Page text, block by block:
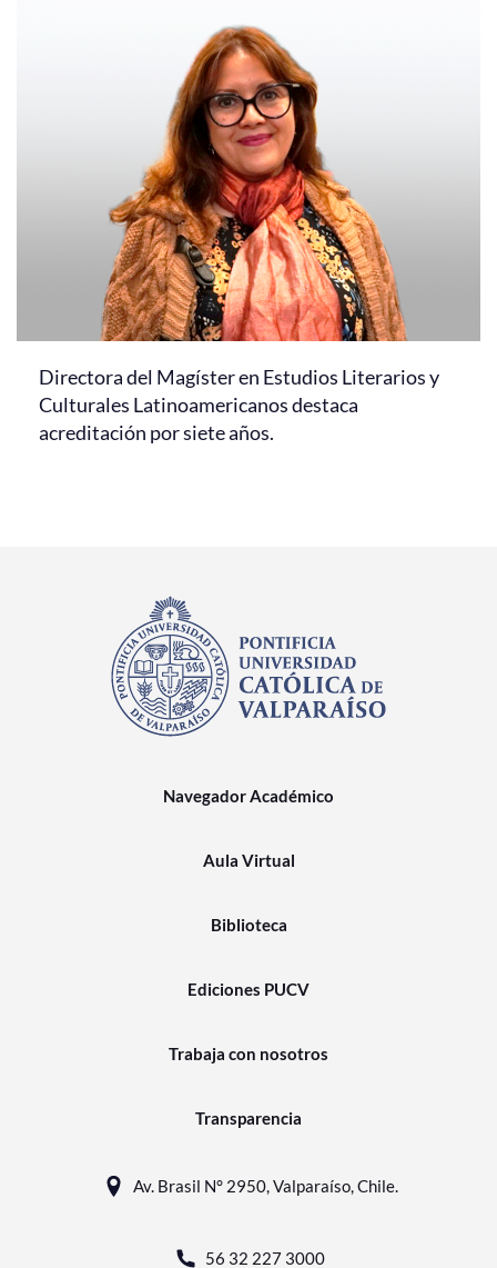
Directora del Magíster en Estudios Literarios y
Culturales Latinoamericanos destaca
acreditación por siete años.
Navegador Académico
Aula Virtual
Biblioteca
Ediciones PUCV
Trabaja con nosotros
Transparencia
Av. Brasil N° 2950, Valparaíso, Chile.
56 32 227 3000